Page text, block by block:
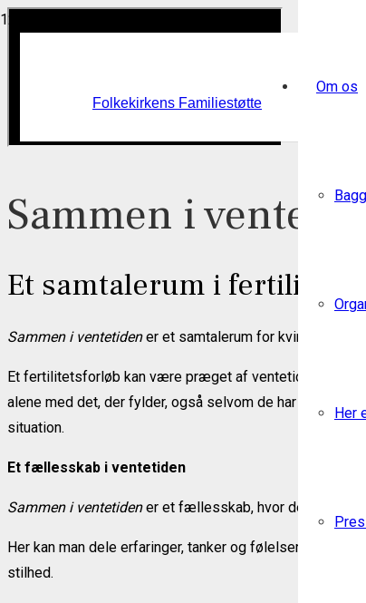
Folkekirkens Familiestøtte
Om os
Her
Sammen i
Et samtalerum i
Sammen i ventetiden er et samtalerum for kvinder, der
Et fertilitetsforløb kan være præget af ventetid, håb og
alene med det, der fylder, også selvom de har
situation.
Et fællesskab i ventetiden
Sammen i ventetidener et fællesskab, hvor der er
Her kan man dele erfaringer, tanker og følelser – eller
stilhed.